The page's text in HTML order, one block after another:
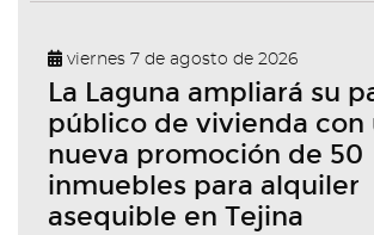
viernes 7 de agosto de 2026
La Laguna ampliará su
público de vivienda con
nueva promoción de 50
inmuebles para alquiler
asequible en Tejina